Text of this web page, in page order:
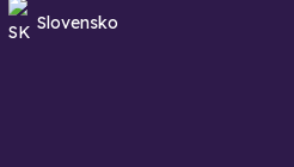
Slovensko